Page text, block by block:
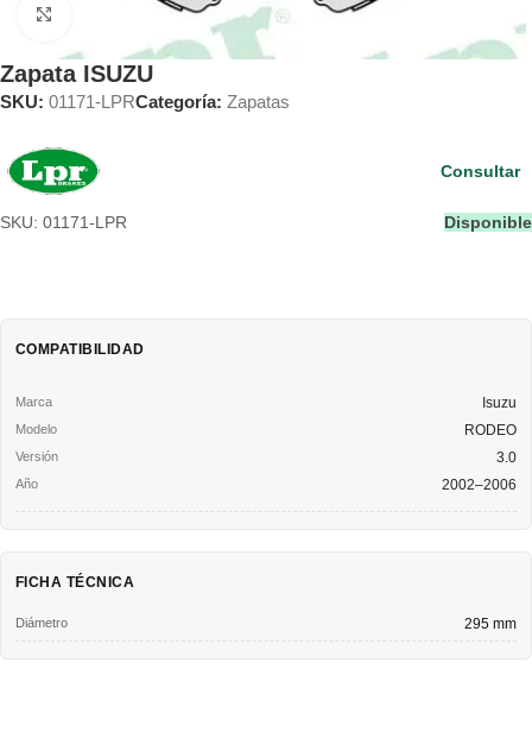
Clic para ampliar
Zapata ISUZU
SKU: 01171-LPRCategoría: Zapatas
SKU: 01171-LPR Disponible
Consultar
COMPATIBILIDAD
Isuzu
RODEO
3.0
2002–2006
FICHA TÉCNICA
Diámetro 295 mm